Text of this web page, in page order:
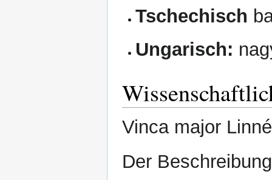
Tschechisch
Ungarisch:
Vinca major
Der